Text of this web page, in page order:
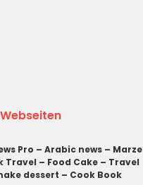
Pro – Arabic news – Marze
Travel – Food Cake – Travel
dessert – Cook Book